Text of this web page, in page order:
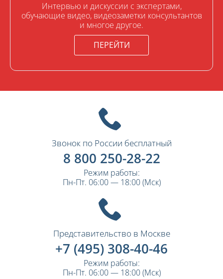
Интервью и дискуссии с экспертами,
обучающие видео, видеозаметки консультантов
и многое другое.
ПЕРЕЙТИ
Звонок по России бесплатный
8 800 250-28-22
Режим работы:
Пн-Пт. 06:00 — 18:00 (Мск)
Представительство в Москве
+7 (495) 308-40-46
Режим работы:
Пн-Пт. 06:00 — 18:00 (Мск)